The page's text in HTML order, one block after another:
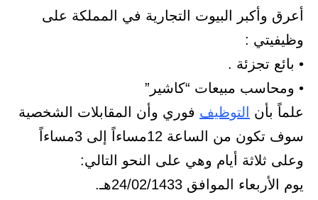
أعرق وأكبر البيوت التجارية في المملكة على
وظيفيتي :
• بائع تجزئة .
• ومحاسب مبيعات “كاشير”
علماً بأن
التوظيف فوري وأن المقابلات الشخصية
سوف تكون من الساعة 12مساءاً إلى 3مساءاً
وعلى ثلاثة أيام وهي على النحو التالي:
يوم الأربعاء الموافق 24/02/1433هـ.